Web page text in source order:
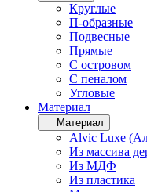
Круглые
П-образные
Подвесные
Прямые
С островом
С пеналом
Угловые
Материал
Материал
Alvic Luxe
Из массива
Из МДФ
Из пластика